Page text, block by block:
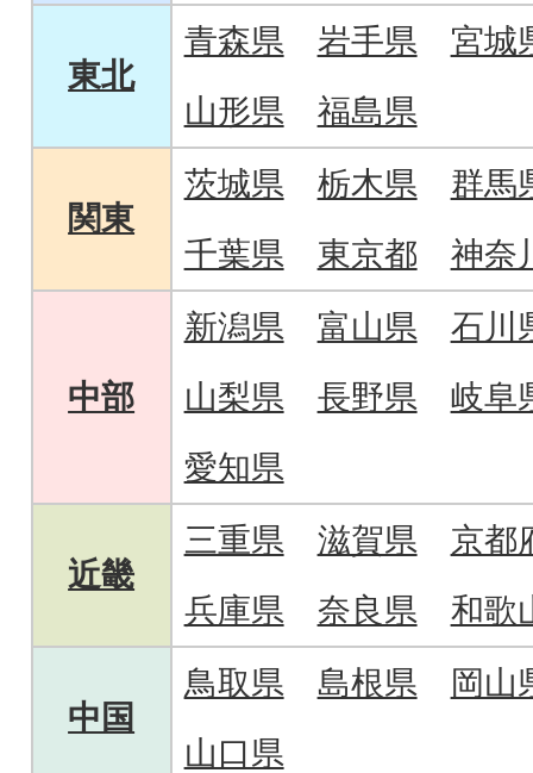
東北
青森県 岩手県
宮城
山形県
福島県
関東
茨城県 栃木県
群馬
千葉県
東京都 神奈
中部
新潟県 富山県
石川
山梨県
長野県
岐阜
愛知県
近畿
三重県 滋賀県
京都
兵庫県
奈良県 和歌
中国
鳥取県 島根県
岡山
山口県